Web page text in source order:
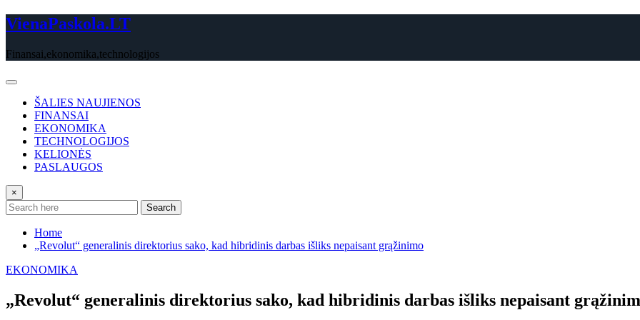
Skip
to
VienaPaskola.LT
Finansai,ekonomika,technologijos
ŠALIES NAUJIENOS
FINANSAI
EKONOMIKA
TECHNOLOGIJOS
KELIONĖS
PASLAUGOS
×
Search
Home
„Revolut“ generalinis direktorius sako, kad hibridinis darbas išliks nepaisant grąžinimo
EKONOMIKA
„Revolut“ generalinis direktorius sako, kad hibridinis darbas išliks nepaisant